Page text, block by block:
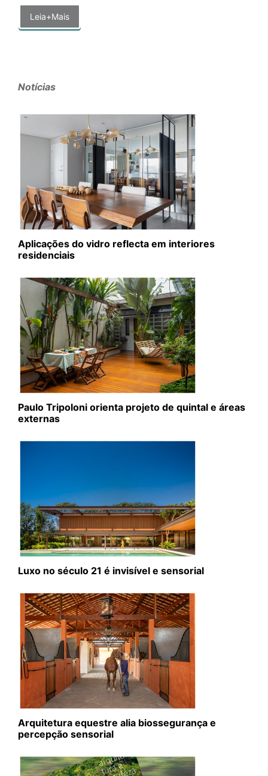
Leia+Mais
Notícias
Aplicações do vidro reflecta em interiores
residenciais
Paulo Tripoloni orienta projeto de quintal e áreas
externas
Luxo no século 21 é invisível e sensorial
Arquitetura equestre alia biossegurança e
percepção sensorial